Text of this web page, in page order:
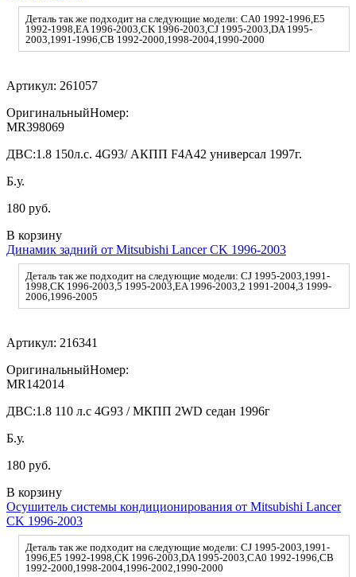
Деталь так же подходит на следующие модели: CA0 1992-1996,E5
1992-1998,EA 1996-2003,CK 1996-2003,CJ 1995-2003,DA 1995-
2003,1991-1996,CB 1992-2000,1998-2004,1990-2000
Артикул: 261057
ОригинальныйНомер:
MR398069
ДВС:1.8 150л.с. 4G93/ АКПП F4A42 универсал 1997г.
Б.у.
180 руб.
В корзину
Динамик задний от Mitsubishi Lancer CK 1996-2003
Деталь так же подходит на следующие модели: CJ 1995-2003,1991-
1998,CK 1996-2003,5 1995-2003,EA 1996-2003,2 1991-2004,3 1999-
2006,1996-2005
Артикул: 216341
ОригинальныйНомер:
MR142014
ДВС:1.8 110 л.с 4G93 / МКПП 2WD седан 1996г
Б.у.
180 руб.
В корзину
Осушитель системы кондиционирования от Mitsubishi Lancer
CK 1996-2003
Деталь так же подходит на следующие модели: CJ 1995-2003,1991-
1996,E5 1992-1998,CK 1996-2003,DA 1995-2003,CA0 1992-1996,CB
1992-2000,1998-2004,1996-2002,1990-2000